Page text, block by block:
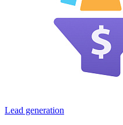
Lead generation